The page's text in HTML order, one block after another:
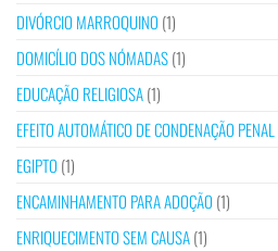
DIVÓRCIO MARROQUINO (1)
DOMICÍLIO DOS NÓMADAS(1)
EDUCAÇÃO RELIGIOSA(1)
EFEITO AUTOMÁTICO DE CONDENAÇÃO PENAL
EGIPTO (1)
ENCAMINHAMENTO PARA ADOÇÃO (1)
ENRIQUECIMENTO SEM CAUSA(1)